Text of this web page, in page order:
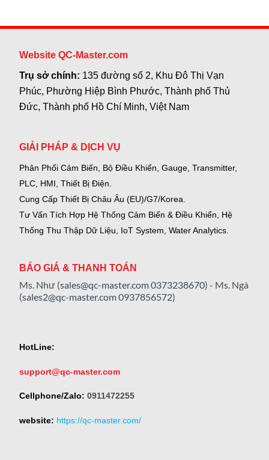
Website QC-Master.com
Trụ sở chính: 135 đường số 2, Khu Đô Thị Vạn
Phúc, Phường Hiệp Bình Phước, Thành phố Thủ
Đức, Thành phố Hồ Chí Minh, Việt Nam
GIẢI PHÁP & DỊCH VỤ
Phân Phối Cảm Biến, Bộ Điều Khiển, Gauge, Transmitter,
PLC, HMI, Thiết Bị Điện.
Cung Cấp Thiết Bị Châu Âu (EU)/G7/Korea.
Tư Vấn Tích Hợp Hệ Thống Cảm Biến & Điều Khiển, Hệ
Thống Thu Thập Dữ Liệu, IoT System, Water Analytics.
BÁO GIÁ & THANH TOÁN
Ms. Như (sales@qc-master.com0373238670) - Ms. Ngà
(sales2@qc-master.com0937856572)
HotLine:
support@qc-master.com
Cellphone/Zalo: 0911472255
website: https://qc-master.com/